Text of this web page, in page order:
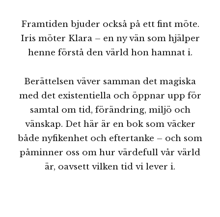
Framtiden bjuder också på ett fint möte.
Iris möter Klara – en ny vän som hjälper
henne förstå den värld hon hamnat i.
Berättelsen väver samman det magiska
med det existentiella och öppnar upp för
samtal om tid, förändring, miljö och
vänskap. Det här är en bok som väcker
både nyfikenhet och eftertanke – och som
påminner oss om hur värdefull vår värld
är, oavsett vilken tid vi lever i.